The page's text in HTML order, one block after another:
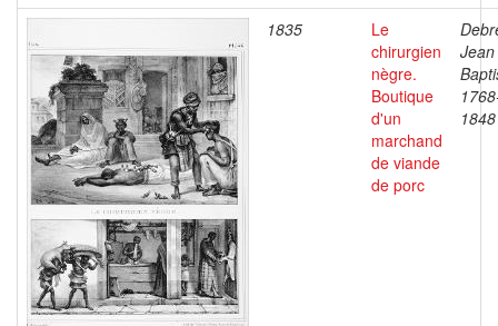
1835
Le
chirurgien
nègre.
Boutique
d'un
marchand
de viande
de porc
Jean
1848